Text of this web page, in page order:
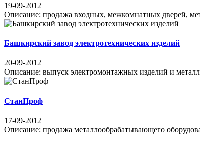
19-09-2012
Описание: продажа входных, межкомнатных дверей,
Башкирский завод электротехнических изделий
20-09-2012
Описание: выпуск электромонтажных изделий и
СтанПроф
17-09-2012
Описание: продажа металлообрабатывающего